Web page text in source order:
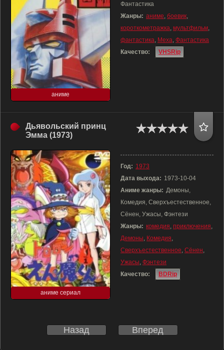
аниме
Фантастика
Жанры: аниме, боевик,
короткометражка, мультфильм,
фантастика, Меха, Фантастика
Качество:
VHSRip
Дьявольский принц
Эмма (1973)
аниме сериал
Год: 1973
Дата выхода: 1973-10-04
Аниме жанры: Демоны,
Комедия, Сверхъестественное,
Сёнен, Ужасы, Фэнтези
Жанры: комедия, приключения,
Демоны, Комедия,
Сверхъестественное, Сёнен,
Ужасы, Фэнтези
Качество:
BDRip
Назад Вперед